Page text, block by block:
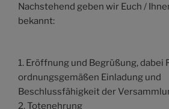
Nachstehend geben wir Euch /
bekannt:
1. Eröffnung und Begrüßung, dabei
ordnungsgemäßen Einladung und
Beschlussfähigkeit der
2. Totenehrung